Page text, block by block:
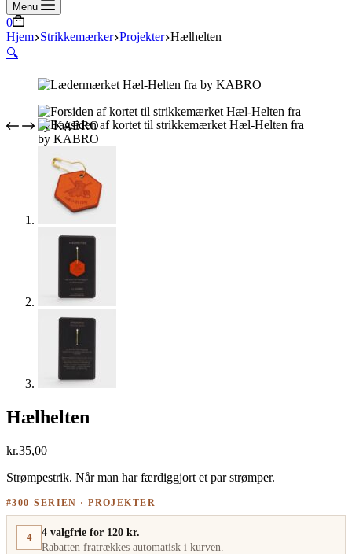
Menu
Indkøbskurv
0
Hjem Strikkemærker Projekter Hælhelten
🔍
Hælhelten
kr.35,00
Strømpestrik. Når man har færdiggjort et par strømper.
#300-SERIEN · PROJEKTER
4
4 valgfrie for 120 kr.
Rabatten fratrækkes automatisk i kurven.